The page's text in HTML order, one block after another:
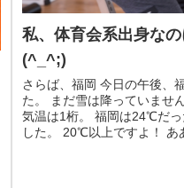
私、体育会系出身な
(^_^;)
さらば、福岡 今日の午後、
た。 まだ雪は降っていませ
気温は1桁。 福岡は24℃だ
した。 20℃以上ですよ！ あ